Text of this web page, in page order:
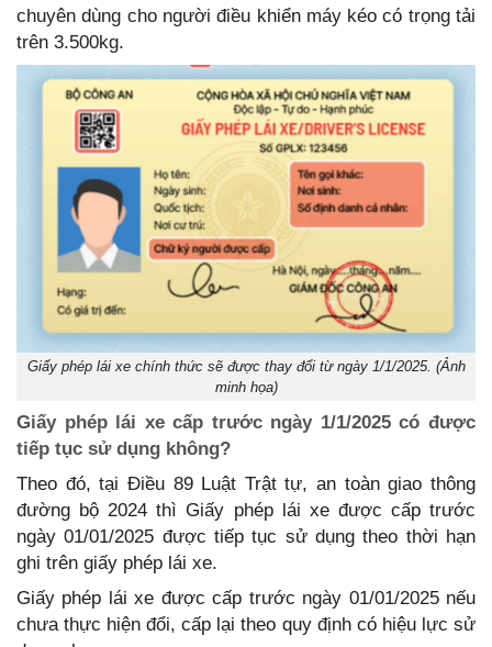
chuyên dùng cho người điều khiển máy kéo có trọng tải
trên 3.500kg.
Giấy phép lái xe chính thức sẽ được thay đổi từ ngày 1/1/2025. (Ảnh
minh họa)
Giấy phép lái xe cấp trước ngày 1/1/2025 có được
tiếp tục sử dụng không?
Theo đó, tại Điều 89 Luật Trật tự, an toàn giao thông
đường bộ 2024 thì Giấy phép lái xe được cấp trước
ngày 01/01/2025 được tiếp tục sử dụng theo thời hạn
ghi trên giấy phép lái xe.
Giấy phép lái xe được cấp trước ngày 01/01/2025 nếu
chưa thực hiện đổi, cấp lại theo quy định có hiệu lực sử